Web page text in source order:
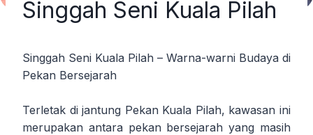
Singgah Seni Kuala Pilah
Singgah Seni Kuala Pilah – Warna-warni Budaya di
Pekan Bersejarah
Terletak di jantung Pekan Kuala Pilah, kawasan ini
merupakan antara pekan bersejarah yang masih